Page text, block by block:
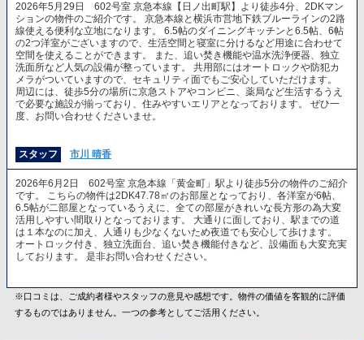
2026年5月29日 602号室 京急本線【日ノ出町駅】より徒歩4分、2DKマン
ションの物件のご紹介です。 京急本線と横浜市営地下鉄ブルーラインの2路
線使える便利な立地になります。 6.5帖のダイニングキッチンと6.5帖、6帖
の2つ洋室がございますので、生活空間と寝室に分けるなど用途に合わせて
空間を使えることができます。 また、追い焚き機能や温水洗浄便器、独立
洗面所など人気の設備が整っています。 共用部にはオートロックや防犯カ
メラがついていますので、セキュリティ面でもご安心していただけます。
周辺には、徒歩5分の場所に京急ストアやコンビニ、薬局など生活するうえ
で必要な施設が揃っており、住みやすいエリアとなっております。 ぜひ一
度、お問い合わせくださいませ。
スタッフ 市川 晴香
2026年6月2日 602号室 京急本線「黄金町」駅より徒歩5分の物件のご紹介
です。 こちらの物件は2DK47.78㎡のお部屋となっており、各洋室が6帖、
6.5帖が二部屋となっているうえに、全ての部屋がきれいな長方形の為大変
活用しやすい間取りとなっております。 大通りに面しており、駅までの道
は１本なのに加え、人通りも少なくないため夜道でも安心して歩けます。
オートロック付き、独立洗面台、追い焚き機能付きなど、設備面も大変充実
しております。 是非お問い合わせください。
※口コミは、ご成約者様やスタッフの意見や感想です。物件の価値を客観的に評価
するものではありません。一つの参考としてご活用ください。